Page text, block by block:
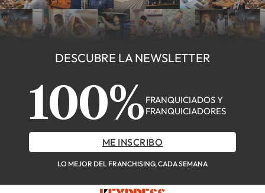
DESCUBRE LA NEWSLETTER
100% FRANQUICIADOS Y
FRANQUICIADORES
ME INSCRIBO
LO MEJOR DEL FRANCHISING, CADA SEMANA